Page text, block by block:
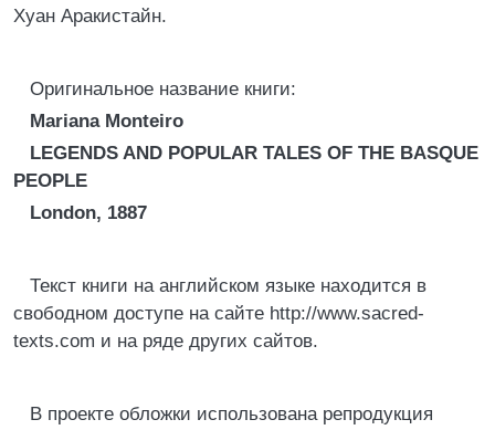
Хуан Аракистайн.
Оригинальное название книги:
Mariana Monteiro
LEGENDS AND POPULAR TALES OF THE BASQUE
PEOPLE
London, 1887
Текст книги на английском языке находится в
свободном доступе на сайте http://www.sacred-
texts.com и на ряде других сайтов.
В проекте обложки использована репродукция